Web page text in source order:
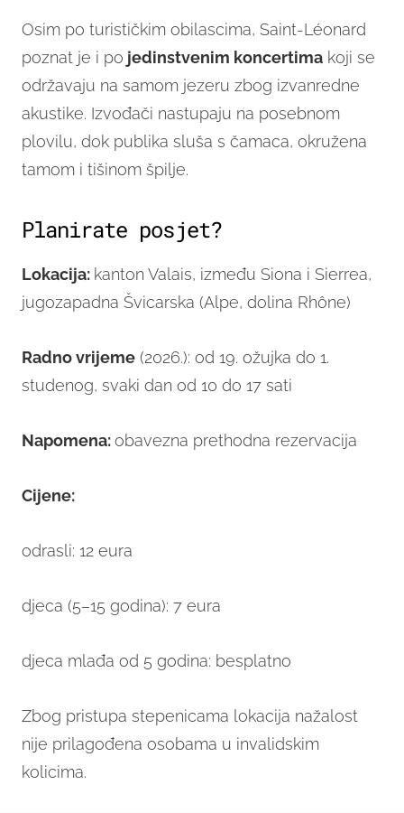
Osim po turističkim obilascima, Saint-Léonard
poznat je i po jedinstvenim koncertima koji se
održavaju na samom jezeru zbog izvanredne
akustike. Izvođači nastupaju na posebnom
plovilu, dok publika sluša s čamaca, okružena
tamom i tišinom špilje.
Planirate posjet?
Lokacija: kanton Valais, između Siona i Sierrea,
jugozapadna Švicarska (Alpe, dolina Rhône)
Radno vrijeme (2026.): od 19. ožujka do 1.
studenog, svaki dan od 10 do 17 sati
Napomena:obavezna prethodna rezervacija
Cijene:
odrasli: 12 eura
djeca (5–15 godina): 7 eura
djeca mlađa od 5 godina: besplatno
Zbog pristupa stepenicama lokacija nažalost
nije prilagođena osobama u invalidskim
kolicima.